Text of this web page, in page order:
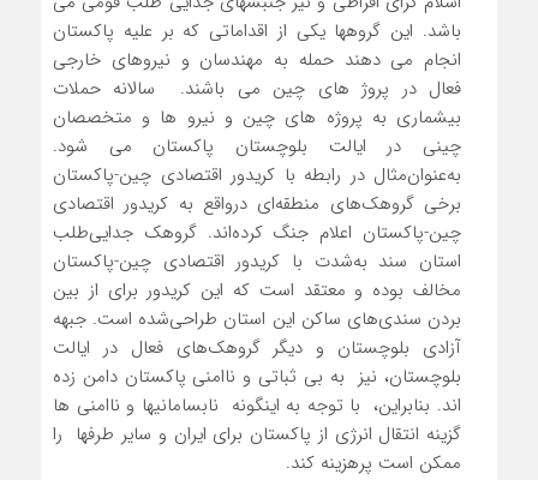
باشد. این گروهها یکی از اقداماتی که بر علیه پاکستان
انجام می دهند حمله به مهندسان و نیروهای خارجی
فعال در پروژ های چین می باشند. سالانه حملات
بیشماری به پروژه های چین و نیرو ها و متخصصان
چینی در ایالت بلوچستان پاکستان می شود.
به‌عنوان‌مثال در رابطه با کریدور اقتصادی چین-پاکستان
برخی گروهک‌های منطقه‌ای درواقع به کریدور اقتصادی
چین-پاکستان اعلام جنگ کرده‌اند. گروهک جدایی‌طلب
استان سند به‌شدت با کریدور اقتصادی چین-پاکستان
مخالف بوده و معتقد است که این کریدور برای از بین
بردن سندی‌های ساکن این استان طراحی‌شده است. جبهه
آزادی بلوچستان و دیگر گروهک‌های فعال در ایالت
بلوچستان، نیز به بی ثباتی و ناامنی پاکستان دامن زده
اند. بنابراین، با توجه به اینگونه نابسامانیها و ناامنی ها
گزینه انتقال انرژی از پاکستان برای ایران و سایر طرفها را
ممکن است پرهزینه کند.